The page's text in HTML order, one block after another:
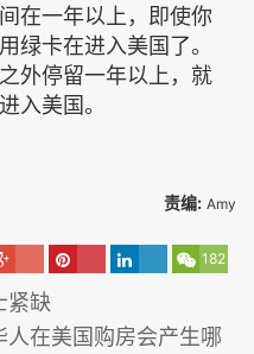
在一年以上，即使你
绿卡在进入美国了。
外停留一年以上，就
入美国。
责编: Amy
182
紧缺
在美国购房会产生哪